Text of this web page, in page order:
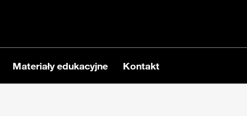
Materiały edukacyjne Kontakt